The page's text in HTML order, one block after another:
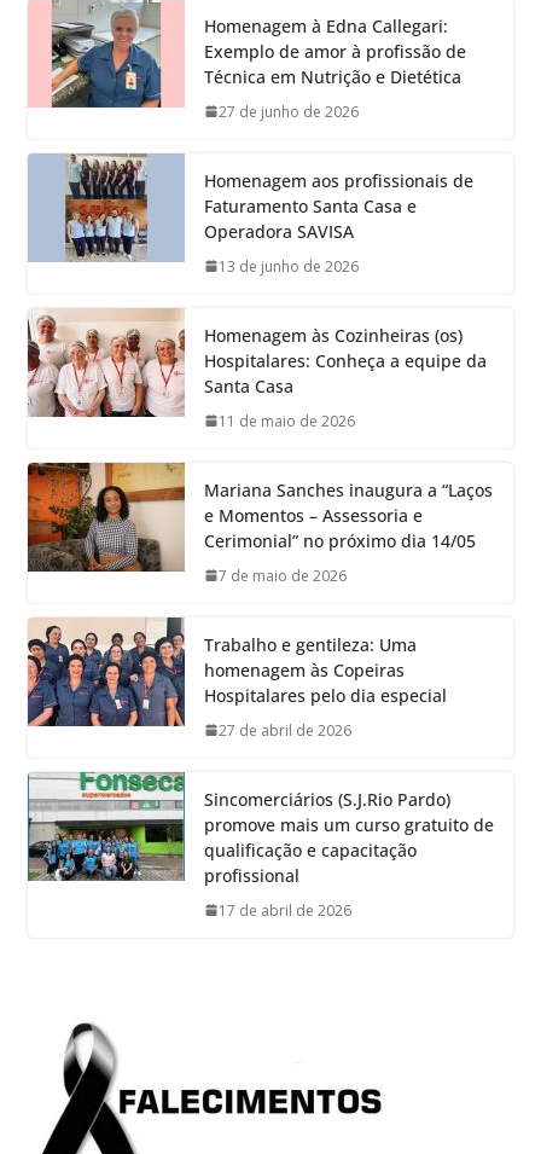
Homenagem à Edna Callegari:
Exemplo de amor à profissão de
Técnica em Nutrição e Dietética
27 de junho de 2026
Homenagem aos profissionais de
Faturamento Santa Casa e
Operadora SAVISA
13 de junho de 2026
Homenagem às Cozinheiras (os)
Hospitalares: Conheça a equipe da
Santa Casa
11 de maio de 2026
Mariana Sanches inaugura a “Laços
e Momentos – Assessoria e
Cerimonial” no próximo dia 14/05
7 de maio de 2026
Trabalho e gentileza: Uma
homenagem às Copeiras
Hospitalares pelo dia especial
27 de abril de 2026
Sincomerciários (S.J.Rio Pardo)
promove mais um curso gratuito de
qualificação e capacitação
profissional
17 de abril de 2026